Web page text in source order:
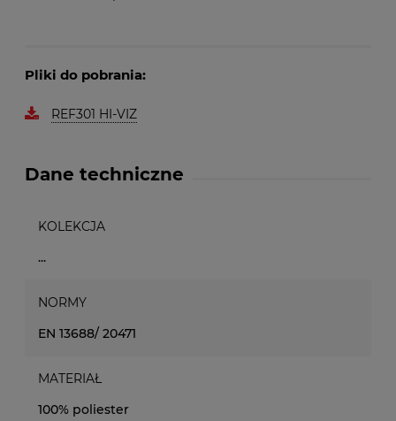
Pliki do pobrania:
REF301 HI-VIZ
Dane techniczne
KOLEKCJA
...
NORMY
EN 13688/ 20471
MATERIAŁ
100% poliester